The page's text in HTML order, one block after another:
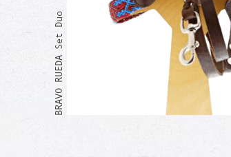
BRAVO RUEDA Set Duo